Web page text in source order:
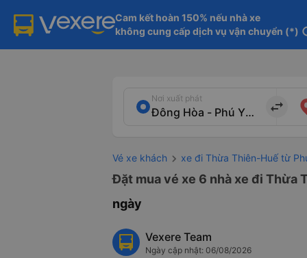
Cam kết hoàn 150% nếu nhà xe
không cung cấp dịch vụ vận chuyển (*)
Nơi xuất phát
import_export
Vé xe khách xe đi Thừa Thiên-Huế từ
Đặt mua vé xe 6 nhà xe đi Thừa
ngày
Vexere Team
Ngày cập nhật: 06/08/2026